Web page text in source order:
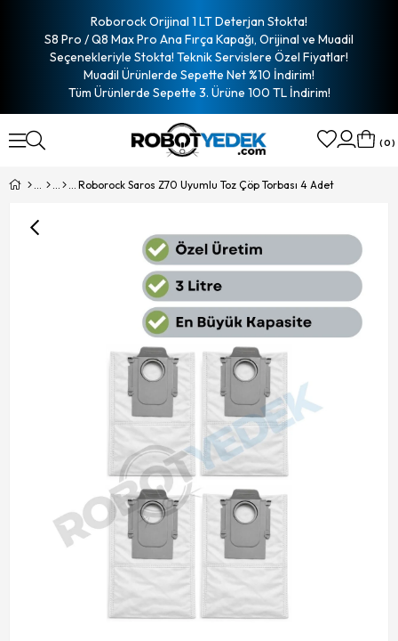
Roborock Orijinal 1 LT Deterjan Stokta!
S8 Pro / Q8 Max Pro Ana Fırça Kapağı, Orijinal ve Muadil
Seçenekleriyle Stokta! Teknik Servislere Özel Fiyatlar!
Muadil Ürünlerde Sepette Net %10 İndirim!
Tüm Ürünlerde Sepette 3. Ürüne 100 TL İndirim!
0
Roborock Saros Z70 Uyumlu Toz Çöp Torbası 4 Adet